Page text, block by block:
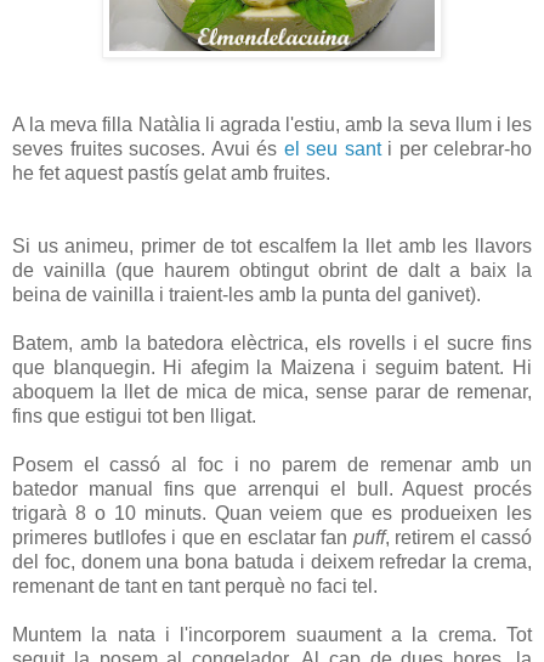
A la meva filla Natàlia li agrada l'estiu, amb la seva llum i les
seves fruites sucoses. Avui és el seu santi per celebrar-ho
he fet aquest pastís gelat amb fruites.
Si us animeu, primer de tot escalfem la llet amb les llavors
de vainilla (que haurem obtingut obrint de dalt a baix la
beina de vainilla i traient-les amb la punta del ganivet).
Batem, amb la batedora elèctrica, els rovells i el sucre fins
que blanquegin. Hi afegim la Maizena i seguim batent. Hi
aboquem la llet de mica de mica, sense parar de remenar,
fins que estigui tot ben lligat.
Posem el cassó al foc i no parem de remenar amb un
batedor manual fins que arrenqui el bull. Aquest procés
trigarà 8 o 10 minuts. Quan veiem que es produeixen les
primeres butllofes i que en esclatar fan puff, retirem el cassó
del foc, donem una bona batuda i deixem refredar la crema,
remenant de tant en tant perquè no faci tel.
Muntem la nata i l'incorporem suaument a la crema. Tot